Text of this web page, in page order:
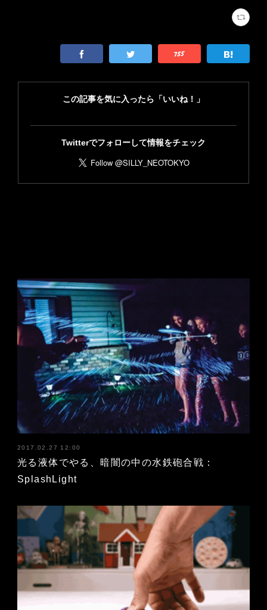
2017.02.27 12:00
光る液体でやる、暗闇の中の水鉄砲合戦：
SplashLight